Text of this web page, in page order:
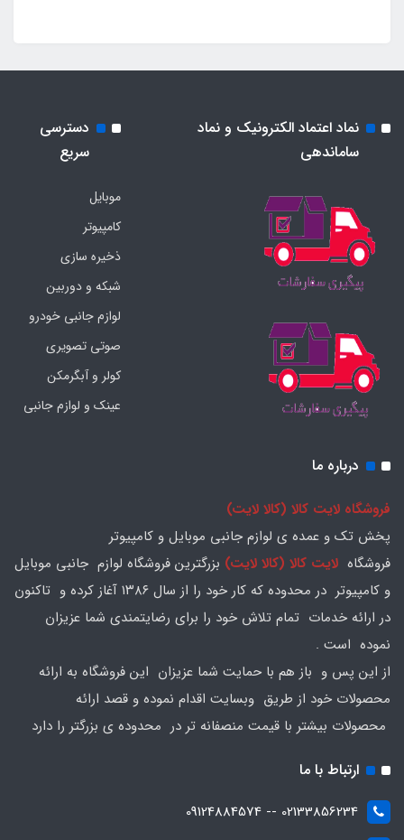
نماد اعتماد الکترونیک و نماد
ساماندهی
دسترسی
سریع
موبایل
کامپیوتر
ذخیره سازی
شبکه و دوربین
لوازم جانبی خودرو
صوتی تصویری
کولر و آبگرمکن
عینک و لوازم جانبی
درباره ما
فروشگاه لایت کالا (کالا لایت)
پخش تک و عمده ی لوازم جانبی موبایل و کامپیوتر
فروشگاه لایت کالا (کالا لایت) بزرگترین فروشگاه لوازم جانبی موبایل
و کامپیوتر در محدوده که کار خود را از سال ۱۳۸۶ آغاز کرده و تاکنون
در ارائه خدمات تمام تلاش خود را برای رضایتمندی شما عزیزان
نموده است .
از این پس و باز هم با حمایت شما عزیزان این فروشگاه به ارائه
محصولات خود از طریق وبسایت اقدام نموده و قصد ارائه
محصولات بیشتر با قیمت منصفانه تر در محدوده ی بزرگتر را دارد
ارتباط با ما
02133856234 -- 09124884574